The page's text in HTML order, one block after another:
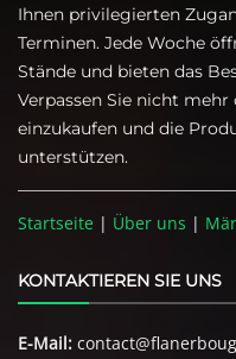
Ihnen privilegierten
Terminen. Jede Woche
Stände und bieten das
Verpassen Sie nicht
einzukaufen und die
unterstützen.
Startseite | Über uns |
KONTAKTIEREN SIE UNS
E-Mail: